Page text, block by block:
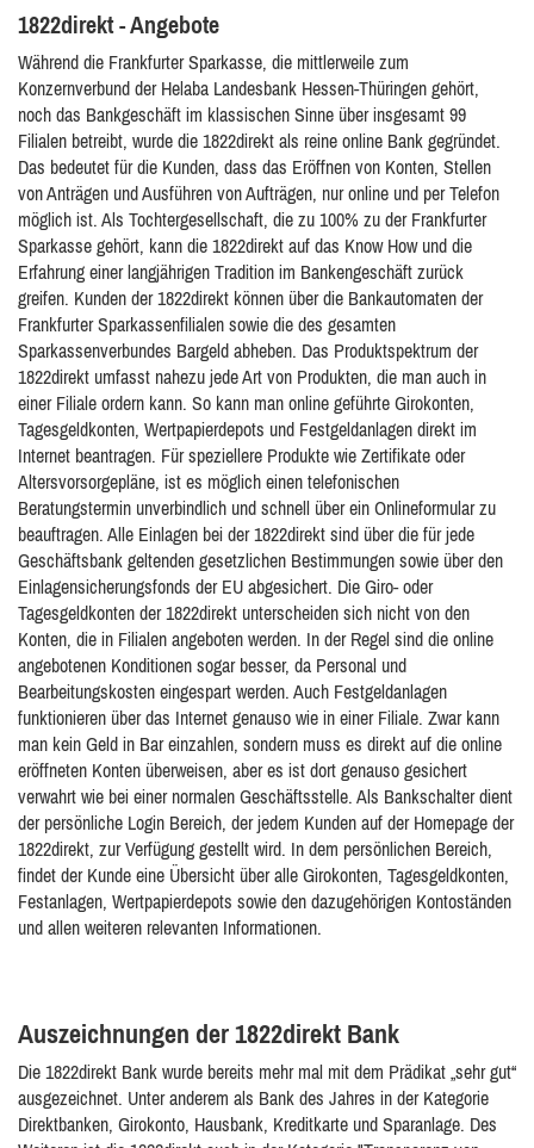
1822direkt - Angebote
Während die Frankfurter Sparkasse, die mittlerweile zum
Konzernverbund der Helaba Landesbank Hessen-Thüringen gehört,
noch das Bankgeschäft im klassischen Sinne über insgesamt 99
Filialen betreibt, wurde die 1822direkt als reine online Bank gegründet.
Das bedeutet für die Kunden, dass das Eröffnen von Konten, Stellen
von Anträgen und Ausführen von Aufträgen, nur online und per Telefon
möglich ist. Als Tochtergesellschaft, die zu 100% zu der Frankfurter
Sparkasse gehört, kann die 1822direkt auf das Know How und die
Erfahrung einer langjährigen Tradition im Bankengeschäft zurück
greifen. Kunden der 1822direkt können über die Bankautomaten der
Frankfurter Sparkassenfilialen sowie die des gesamten
Sparkassenverbundes Bargeld abheben. Das Produktspektrum der
1822direkt umfasst nahezu jede Art von Produkten, die man auch in
einer Filiale ordern kann. So kann man online geführte Girokonten,
Tagesgeldkonten, Wertpapierdepots und Festgeldanlagen direkt im
Internet beantragen. Für speziellere Produkte wie Zertifikate oder
Altersvorsorgepläne, ist es möglich einen telefonischen
Beratungstermin unverbindlich und schnell über ein Onlineformular zu
beauftragen. Alle Einlagen bei der 1822direkt sind über die für jede
Geschäftsbank geltenden gesetzlichen Bestimmungen sowie über den
Einlagensicherungsfonds der EU abgesichert. Die Giro- oder
Tagesgeldkonten der 1822direkt unterscheiden sich nicht von den
Konten, die in Filialen angeboten werden. In der Regel sind die online
angebotenen Konditionen sogar besser, da Personal und
Bearbeitungskosten eingespart werden. Auch Festgeldanlagen
funktionieren über das Internet genauso wie in einer Filiale. Zwar kann
man kein Geld in Bar einzahlen, sondern muss es direkt auf die online
eröffneten Konten überweisen, aber es ist dort genauso gesichert
verwahrt wie bei einer normalen Geschäftsstelle. Als Bankschalter dient
der persönliche Login Bereich, der jedem Kunden auf der Homepage der
1822direkt, zur Verfügung gestellt wird. In dem persönlichen Bereich,
findet der Kunde eine Übersicht über alle Girokonten, Tagesgeldkonten,
Festanlagen, Wertpapierdepots sowie den dazugehörigen Kontoständen
und allen weiteren relevanten Informationen.
Auszeichnungen der 1822direkt Bank
Die 1822direkt Bank wurde bereits mehr mal mit dem Prädikat „sehr gut“
ausgezeichnet. Unter anderem als Bank des Jahres in der Kategorie
Direktbanken, Girokonto, Hausbank, Kreditkarte und Sparanlage. Des